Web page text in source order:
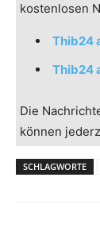
kostenlosen
Thib24
Thib24
Die
können
SCHLAGWORTE